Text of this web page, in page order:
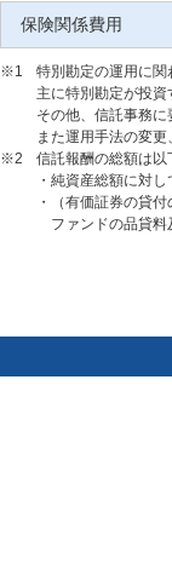
保険関係費用
※1
特別勘定の運用に関
主に特別勘定が投資
その他、信託事務に
また運用手法の変
※2
信託報酬の総額は以
・純資産総額に対
・（有価証券の貸付
ファンドの品貸料